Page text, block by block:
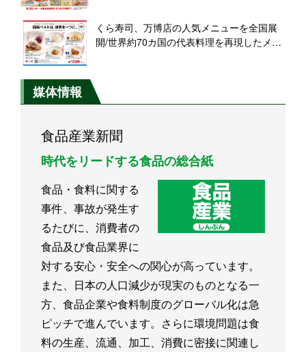
くら寿司、万博店の人気メニューを全国展
開/世界約70カ国の代表料理を再現したメニ
媒体情報
食品産業新聞
時代をリードする食品の総合紙
食品・食料に関する
事件、事故が発生す
るたびに、消費者の
食品及び食品業界に
対する安心・安全への関心が高っています。
また、日本の人口減少が現実のものとなる一
方、食品企業や食料制度のグローバル化は急
ピッチで進んでいます。さらに環境問題は食
料の生産、流通、加工、消費に密接に関連し